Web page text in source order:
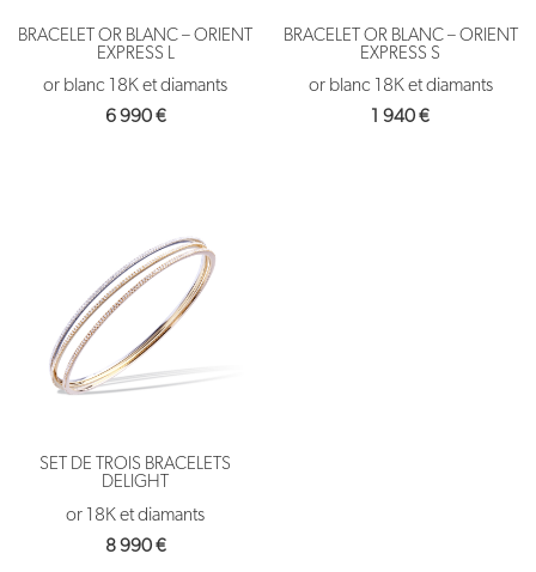
BRACELET OR BLANC – ORIENT
EXPRESS L
or blanc 18K et diamants
6 990€
BRACELET OR BLANC – ORIENT
EXPRESS S
or blanc 18K et diamants
1 940€
SET DE TROIS BRACELETS
DELIGHT
or 18K et diamants
8 990€